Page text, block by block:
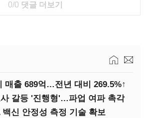
0/0 댓글 더보기
매출 689억…전년 대비 269.5%↑
갈등 '진행형'…파업 여파 촉각
신 안정성 측정 기술 확보